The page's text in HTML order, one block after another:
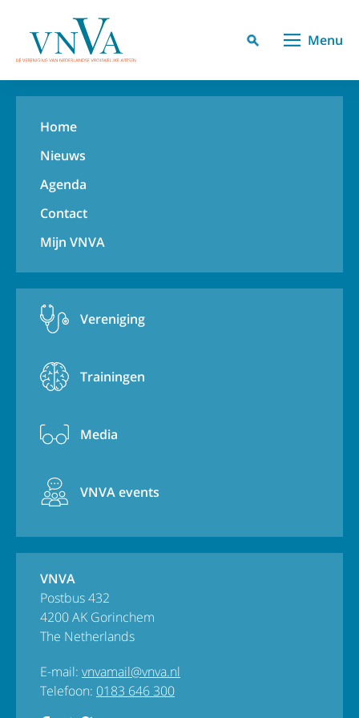
Menu
Home
Nieuws
Agenda
Contact
Mijn VNVA
Vereniging
Trainingen
Media
VNVA events
VNVA
Postbus 432
4200 AK Gorinchem
The Netherlands
E-mail: vnvamail@vnva.nl
Telefoon: 0183 646 300